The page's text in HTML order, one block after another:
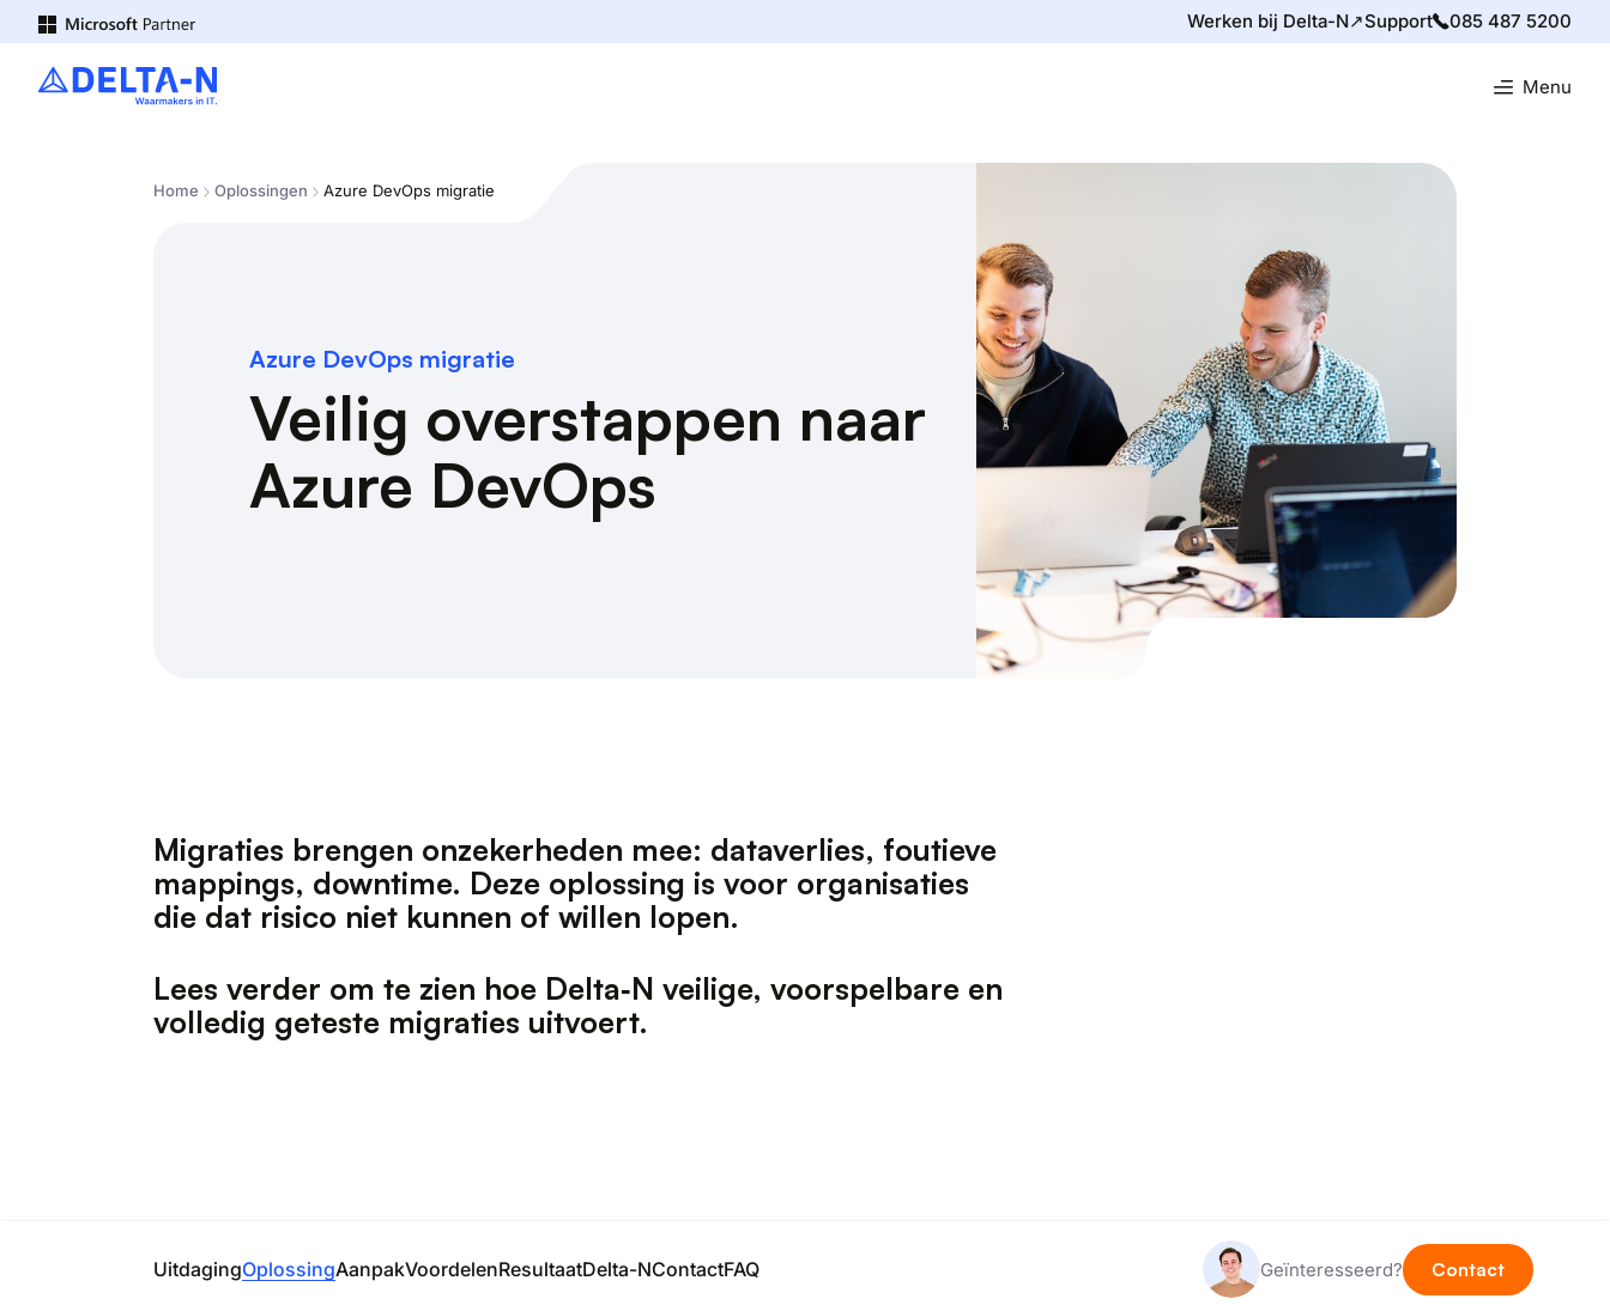
Werken bij Delta-N↗Support 085 487 5200
Menu
Home Oplossingen Azure DevOps migratie
Azure DevOps migratie
Veilig overstappen naar
Azure DevOps
Migraties brengen onzekerheden mee: dataverlies, foutieve
mappings, downtime. Deze oplossing is voor organisaties
die dat risico niet kunnen of willen lopen.
Lees verder om te zien hoe Delta‑N veilige, voorspelbare en
volledig geteste migraties uitvoert.
UitdagingOplossingAanpakVoordelenResultaatDelta-NContactFAQ Geïnteresseerd? Contact